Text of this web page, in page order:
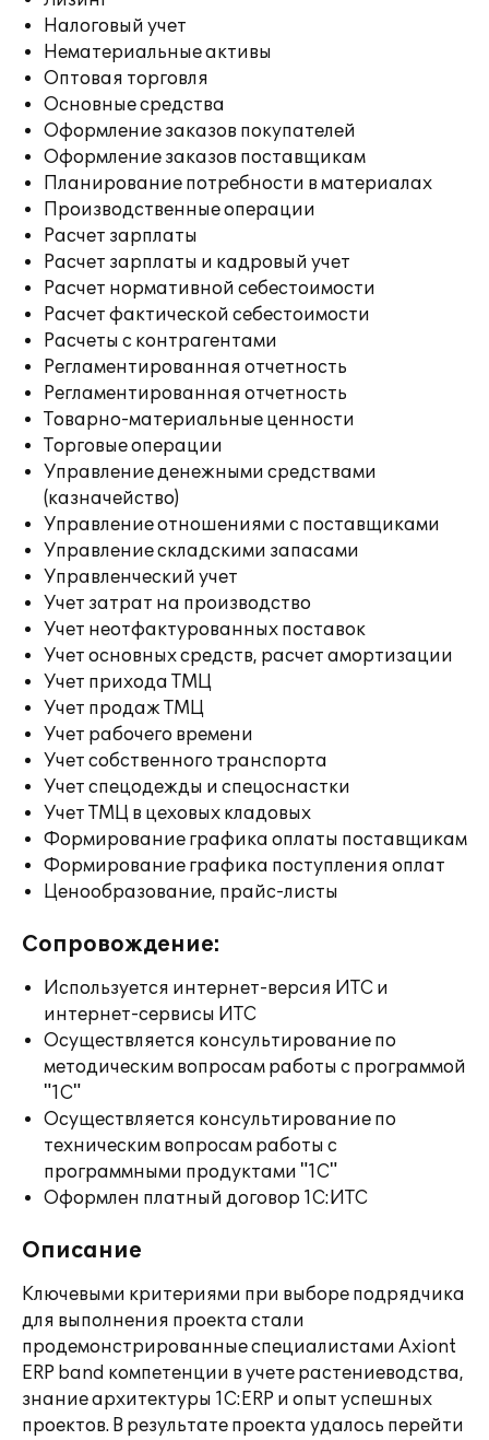
Налоговый учет
Нематериальные активы
Оптовая торговля
Основные средства
Оформление заказов покупателей
Оформление заказов поставщикам
Планирование потребности в материалах
Производственные операции
Расчет зарплаты
Расчет зарплаты и кадровый учет
Расчет нормативной себестоимости
Расчет фактической себестоимости
Расчеты с контрагентами
Регламентированная отчетность
Регламентированная отчетность
Товарно-материальные ценности
Торговые операции
Управление денежными средствами
(казначейство)
Управление отношениями с поставщиками
Управление складскими запасами
Управленческий учет
Учет затрат на производство
Учет неотфактурованных поставок
Учет основных средств, расчет амортизации
Учет прихода ТМЦ
Учет продаж ТМЦ
Учет рабочего времени
Учет собственного транспорта
Учет спецодежды и спецоснастки
Учет ТМЦ в цеховых кладовых
Формирование графика оплаты поставщикам
Формирование графика поступления оплат
Ценообразование, прайс-листы
Сопровождение:
Используется интернет-версия ИТС и
интернет-сервисы ИТС
Осуществляется консультирование по
методическим вопросам работы с программой
"1С"
Осуществляется консультирование по
техническим вопросам работы с
программными продуктами "1С"
Оформлен платный договор 1С:ИТС
Описание
Ключевыми критериями при выборе подрядчика
для выполнения проекта стали
продемонстрированные специалистами Axiont
ERP band компетенции в учете растениеводства,
знание архитектуры 1С:ERP и опыт успешных
проектов. В результате проекта удалось перейти